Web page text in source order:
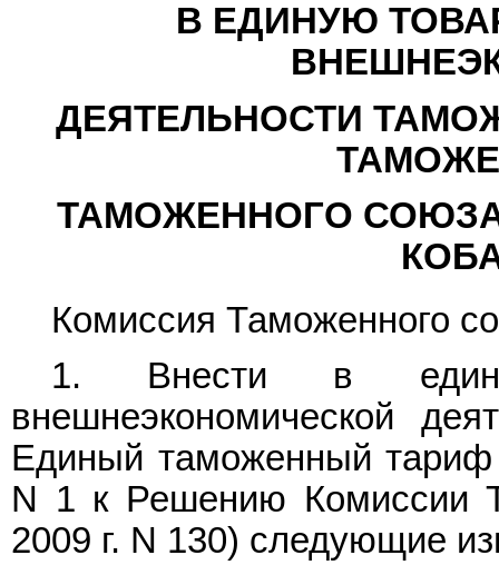
В ЕДИНУЮ
ДЕЯТЕЛЬНОСТИ
ТАМОЖЕННОГО
Комиссия Таможенного
1. Внести в
внешнеэкономической
Единый таможенный
N 1 к Решению Комиссии
2009 г. N 130) следующие